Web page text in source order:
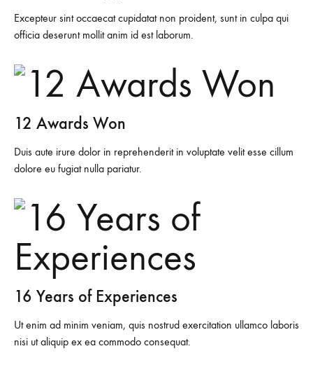
Excepteur sint occaecat cupidatat non proident, sunt in culpa qui
officia deserunt mollit anim id est laborum.
12 Awards Won
Duis aute irure dolor in reprehenderit in voluptate velit esse cillum
dolore eu fugiat nulla pariatur.
16 Years of Experiences
Ut enim ad minim veniam, quis nostrud exercitation ullamco laboris
nisi ut aliquip ex ea commodo consequat.